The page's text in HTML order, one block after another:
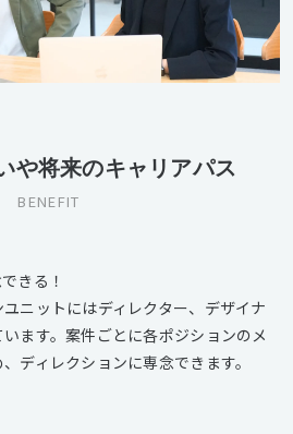
や将来のキャリアパス
BENEFIT
きる！
ニットにはディレクター、デザイナ
ます。案件ごとに各ポジションのメ
ディレクションに専念できます。